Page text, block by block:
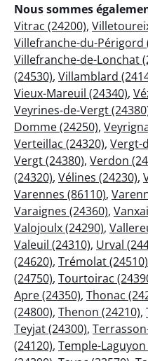
Nous sommes
Vitrac (24200),
Villefranche-du-Périgord
Villefranche-de-Lonchat
(24530), Villamblard
Vieux-Mareuil (24340),
Veyrines-de-Vergt
Domme (24250),
Verteillac (24320), Vergt-
Vergt (24380), Verdon
(24320), Vélines (24230),
Varennes (86110),
Varaignes (24360),
Valojoulx (24290),
Valeuil (24310), Urval
(24620), Trémolat (24510)
(24750), Tourtoirac
Apre (24350), Thonac
(24800), Thenon (24210),
Teyjat (24300),
(24120), Temple-Laguyon